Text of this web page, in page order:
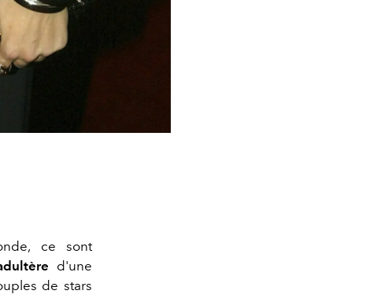
ce sont
d'une
de stars